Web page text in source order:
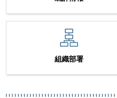
組織部署